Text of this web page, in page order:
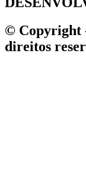
© Copyright -
direitos